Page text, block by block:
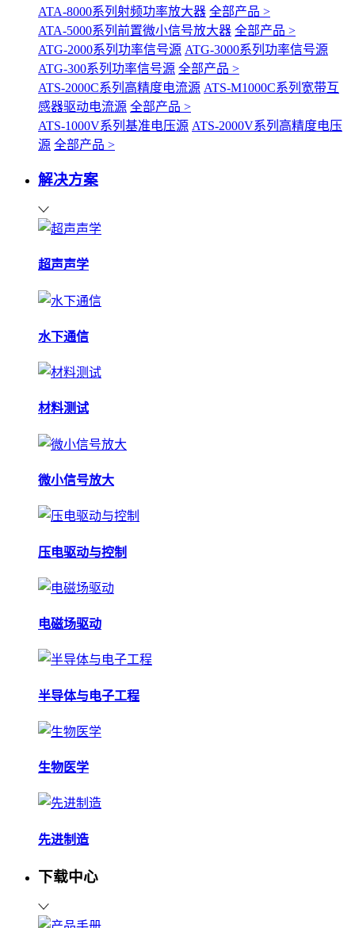
ATA-8000系列射频功率放大器 全部产品 >
ATA-5000系列前置微小信号放大器 全部产品 >
ATG-2000系列功率信号源 ATG-3000系列功率信号源
ATG-300系列功率信号源 全部产品 >
ATS-2000C系列高精度电流源 ATS-M1000C系列宽带互
感器驱动电流源 全部产品 >
ATS-1000V系列基准电压源 ATS-2000V系列高精度电压
源 全部产品 >
解决方案
超声声学
水下通信
材料测试
微小信号放大
压电驱动与控制
电磁场驱动
半导体与电子工程
生物医学
先进制造
下载中心